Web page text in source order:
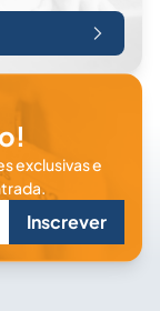
exclusivas e
Inscrever